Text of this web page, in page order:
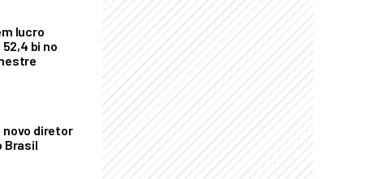
lucro
bi no
novo diretor
Brasil